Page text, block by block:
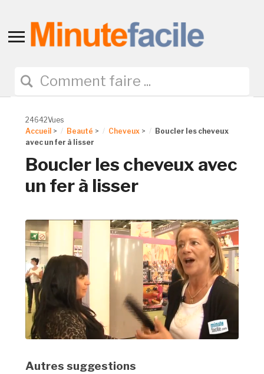
Toggle
navigation
24642Vues
Accueil > Beauté > Cheveux >
Boucler les cheveux
avec un fer à lisser
Boucler les cheveux avec
un fer à lisser
Autres suggestions